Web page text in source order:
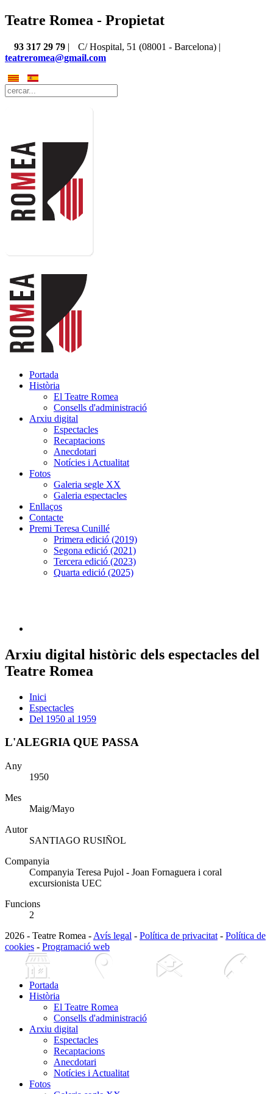
Teatre Romea - Propietat
93 317 29 79 |
C/ Hospital, 51 (08001 - Barcelona) |
teatreromea@gmail.com
Portada
Història
El Teatre Romea
Consells d'administració
Arxiu digital
Espectacles
Recaptacions
Anecdotari
Notícies i Actualitat
Fotos
Galeria segle XX
Galeria espectacles
Enllaços
Contacte
Premi Teresa Cunillé
Primera edició (2019)
Segona edició (2021)
Tercera edició (2023)
Quarta edició (2025)
Arxiu digital històric dels espectacles del
Teatre Romea
Inici
Espectacles
Del 1950 al 1959
L'ALEGRIA QUE PASSA
Any
1950
Mes
Maig/Mayo
Autor
SANTIAGO RUSIÑOL
Companyia
Companyia Teresa Pujol - Joan Fornaguera i coral
excursionista UEC
Funcions
2
2026 - Teatre Romea - Avís legal - Política de privacitat - Política de
cookies - Programació web
Portada
Història
El Teatre Romea
Consells d'administració
Arxiu digital
Espectacles
Recaptacions
Anecdotari
Notícies i Actualitat
Fotos